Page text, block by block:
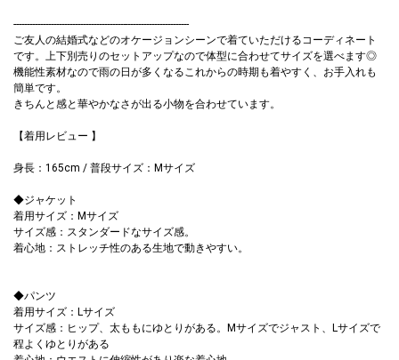
------------------------------------------------------------------
ご友人の結婚式などのオケージョンシーンで着ていただけるコーディネート
です。上下別売りのセットアップなので体型に合わせてサイズを選べます◎
機能性素材なので雨の日が多くなるこれからの時期も着やすく、お手入れも
簡単です。
きちんと感と華やかなさが出る小物を合わせています。
【着用レビュー 】
身長：165cm / 普段サイズ：Mサイズ
◆ジャケット
着用サイズ：Mサイズ
サイズ感：スタンダードなサイズ感。
着心地：ストレッチ性のある生地で動きやすい。
◆パンツ
着用サイズ：Lサイズ
サイズ感：ヒップ、太ももにゆとりがある。Mサイズでジャスト、Lサイズで
程よくゆとりがある